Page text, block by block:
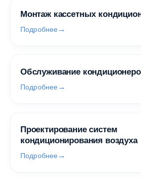
Монтаж кассетных
Подробнее
Обслуживание
Подробнее
Проектирование систем
кондиционирования воздуха
Подробнее